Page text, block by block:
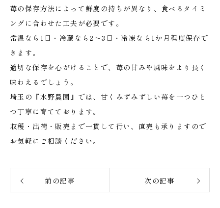
苺の保存方法によって鮮度の持ちが異なり、食べるタイミ
ングに合わせた工夫が必要です。
常温なら1日・冷蔵なら2〜3日・冷凍なら1か月程度保存で
きます。
適切な保存を心がけることで、苺の甘みや風味をより長く
味わえるでしょう。
埼玉の『水野農園』では、甘くみずみずしい苺を一つひと
つ丁寧に育てております。
収穫・出荷・販売まで一貫して行い、直売も承りますので
お気軽にご相談ください。
前の記事 次の記事